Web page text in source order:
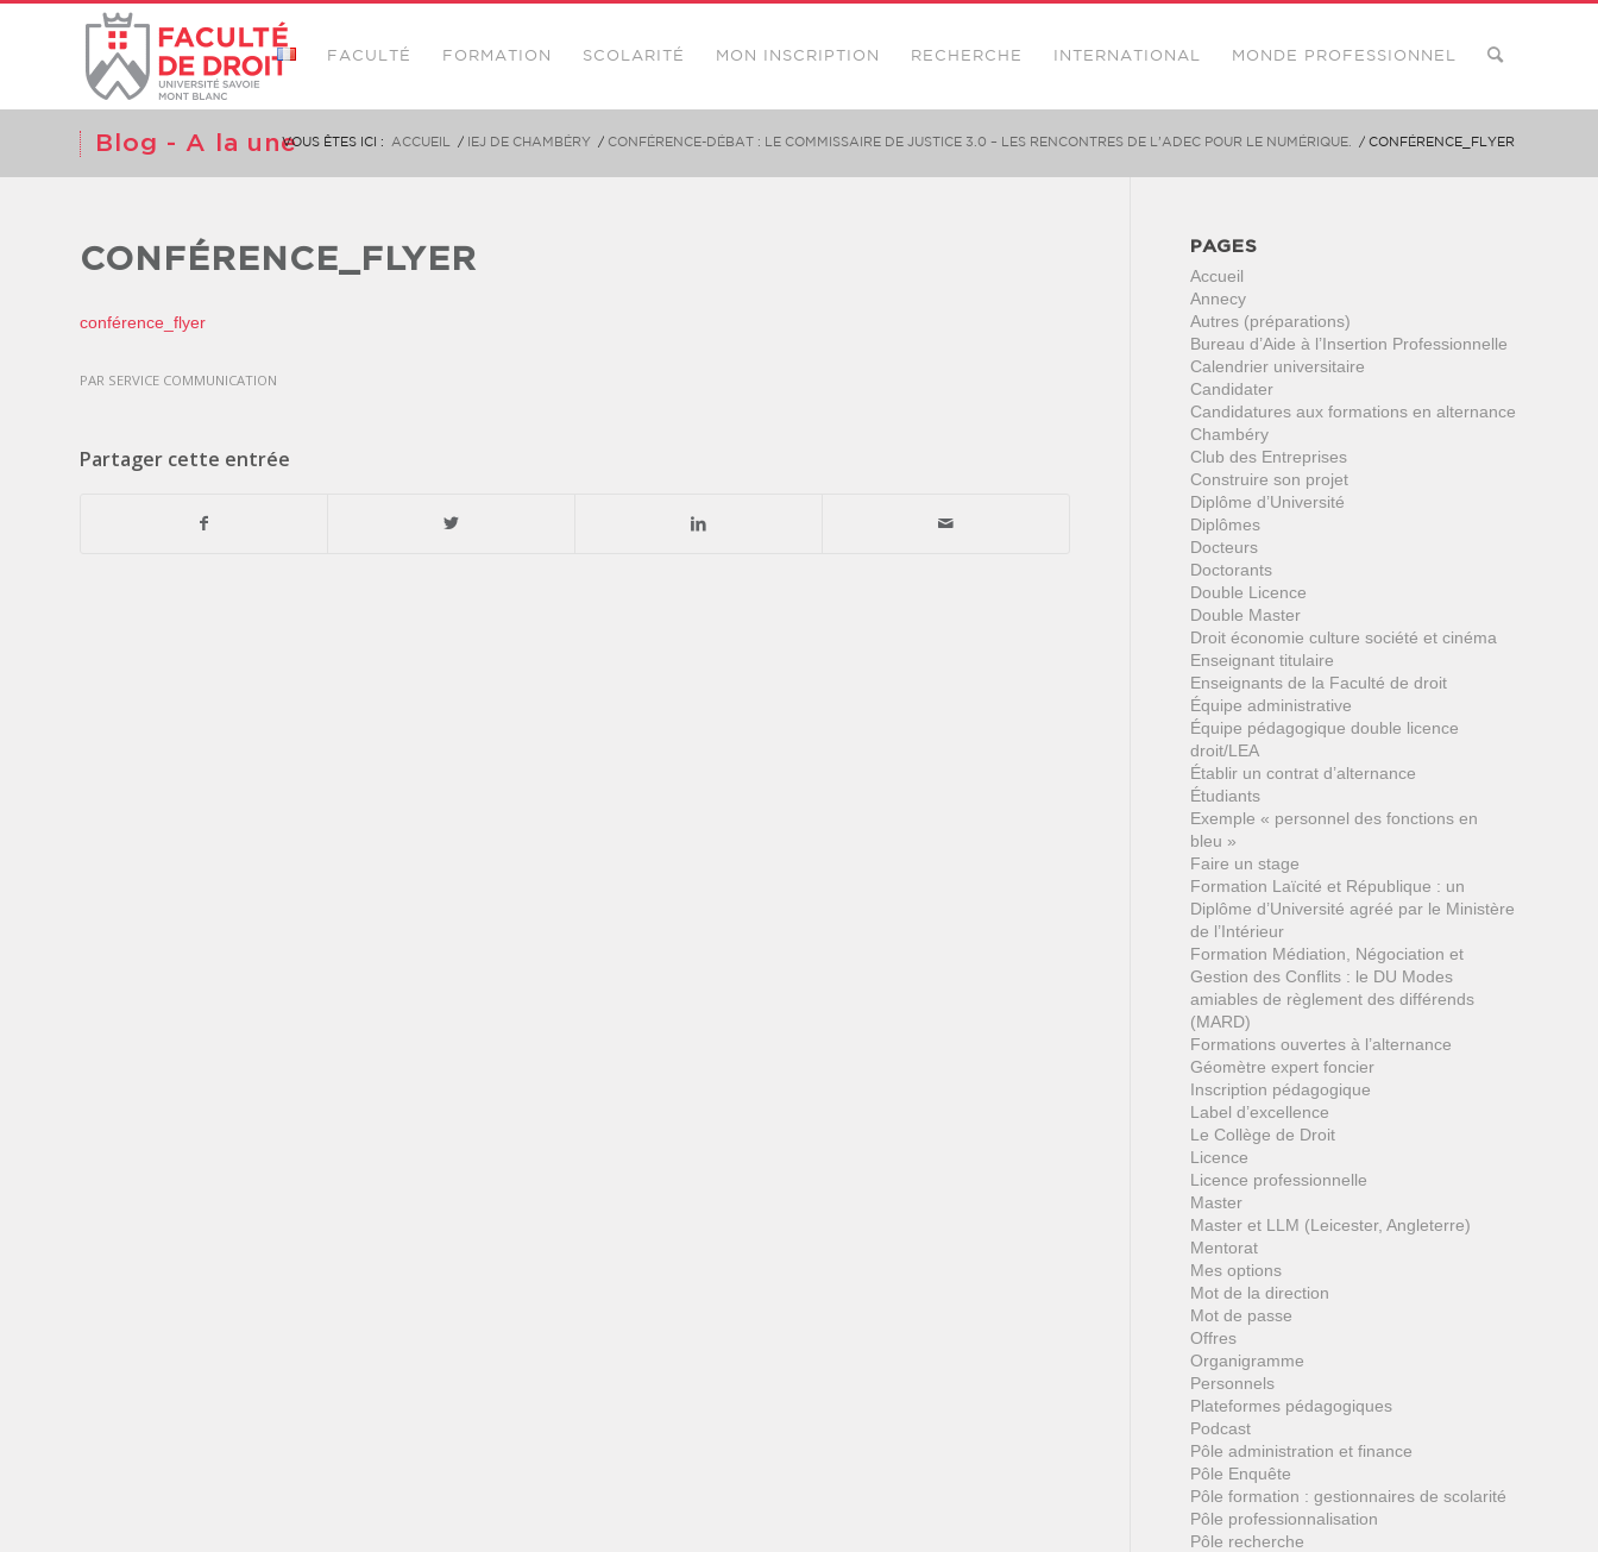
FACULTÉ FORMATION SCOLARITÉ MON INSCRIPTION RECHERCHE INTERNATIONAL MONDE PROFESSIONNEL
Blog - A la uneVOUS ÊTES ICI : ACCUEIL / IEJ DE CHAMBÉRY / CONFÉRENCE-DÉBAT : LE COMMISSAIRE DE JUSTICE 3.0 – LES RENCONTRES DE L’ADEC POUR LE NUMÉRIQUE. / CONFÉRENCE_FLYER
CONFÉRENCE_FLYER
conférence_flyer
PAR SERVICE COMMUNICATION
Partager cette entrée
PAGES
Accueil
Annecy
Autres (préparations)
Bureau d’Aide à l’Insertion Professionnelle
Calendrier universitaire
Candidater
Candidatures aux formations en alternance
Chambéry
Club des Entreprises
Construire son projet
Diplôme d’Université
Diplômes
Docteurs
Doctorants
Double Licence
Double Master
Droit économie culture société et cinéma
Enseignant titulaire
Enseignants de la Faculté de droit
Équipe administrative
Équipe pédagogique double licence
droit/LEA
Établir un contrat d’alternance
Étudiants
Exemple « personnel des fonctions en
bleu »
Faire un stage
Formation Laïcité et République : un
Diplôme d’Université agréé par le Ministère
de l’Intérieur
Formation Médiation, Négociation et
Gestion des Conflits : le DU Modes
amiables de règlement des différends
(MARD)
Formations ouvertes à l’alternance
Géomètre expert foncier
Inscription pédagogique
Label d’excellence
Le Collège de Droit
Licence
Licence professionnelle
Master
Master et LLM (Leicester, Angleterre)
Mentorat
Mes options
Mot de la direction
Mot de passe
Offres
Organigramme
Personnels
Plateformes pédagogiques
Podcast
Pôle administration et finance
Pôle Enquête
Pôle formation : gestionnaires de scolarité
Pôle professionnalisation
Pôle recherche